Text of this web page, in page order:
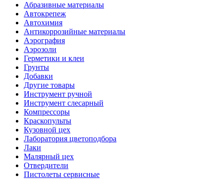
Абразивные материалы
Автокрепеж
Автохимия
Антикоррозийные материалы
Аэрография
Аэрозоли
Герметики и клеи
Грунты
Добавки
Другие товары
Инструмент ручной
Инструмент слесарный
Компрессоры
Краскопульты
Кузовной цех
Лаборатория цветоподбора
Лаки
Малярный цех
Отвердители
Пистолеты сервисные